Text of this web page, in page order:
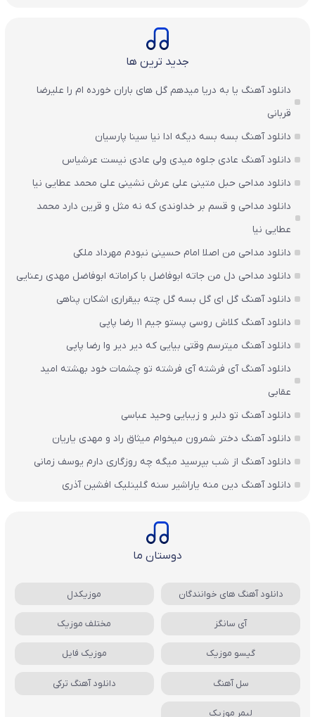
جدید ترین ها
دانلود آهنگ یا به دریا میدهم گل های باران‌ خورده ام را علیرضا
قربانی
دانلود آهنگ بسه بسه دیگه ادا نیا سینا پارسیان
دانلود آهنگ عادی جلوه میدی ولی عادی نیست عرشیاس
دانلود مداحی حبل متینی علی عرش نشینی علی محمد عطایی نیا
دانلود مداحی و قسم بر خداوندی که نه مثل و قرین دارد محمد
عطایی نیا
دانلود مداحی من اصلا امام حسینی نبودم مهرداد ملکی
دانلود مداحی دل من جاته ابوفاضل با کراماته ابوفاضل مهدی رعنایی
دانلود آهنگ گل ای گل بسه گل چته بیقراری اشکان پناهی
دانلود آهنگ کلاش روسی پستو جیم ۱۱ رضا پاپی
دانلود آهنگ میترسم وقتی بیایی که دیر دیر وا رضا پاپی
دانلود آهنگ آی فرشته آی فرشته تو چشمات خود بهشته امید
عقابی
دانلود آهنگ تو دلبر و زیبایی وحید عباسی
دانلود آهنگ دختر شمرون میخوام میثاق راد و مهدی یاریان
دانلود آهنگ از شب بپرسید میگه چه روزگاری دارم یوسف زمانی
دانلود آهنگ دین منه یاراشیر سنه گلینلیک افشین آذری
دوستان ما
دانلود آهنگ های خوانندگان موزیکدل
آی سانگز مختلف موزیک
گیسو موزیک موزیک فایل
سل آهنگ دانلود آهنگ ترکی
لیمر موزیک